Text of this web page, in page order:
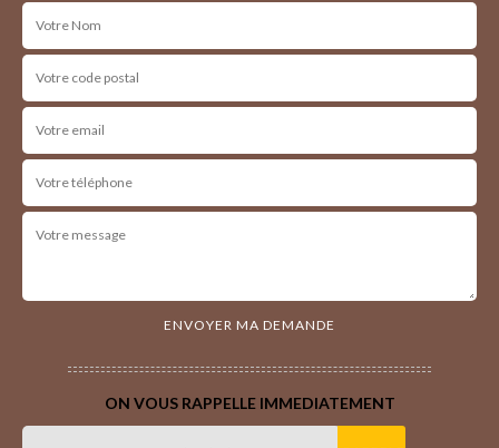
ON VOUS RAPPELLE IMMEDIATEMENT